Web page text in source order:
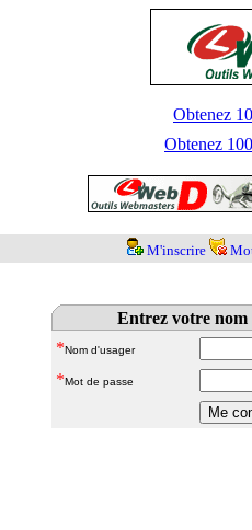
Obtenez
Obtenez
M'inscrire
Entrez votre nom
*Nom d'usager
*Mot de passe